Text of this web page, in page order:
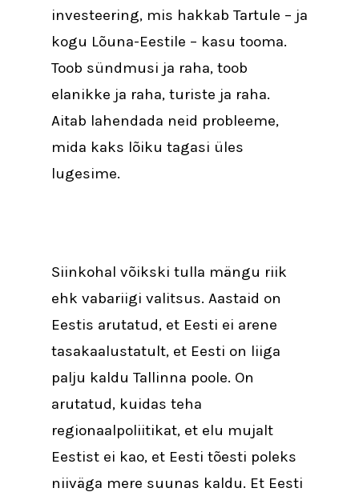
investeering, mis hakkab Tartule – ja
kogu Lõuna-Eestile – kasu tooma.
Toob sündmusi ja raha, toob
elanikke ja raha, turiste ja raha.
Aitab lahendada neid probleeme,
mida kaks lõiku tagasi üles
lugesime.
Siinkohal võikski tulla mängu riik
ehk vabariigi valitsus. Aastaid on
Eestis arutatud, et Eesti ei arene
tasakaalustatult, et Eesti on liiga
palju kaldu Tallinna poole. On
arutatud, kuidas teha
regionaalpoliitikat, et elu mujalt
Eestist ei kao, et Eesti tõesti poleks
niiväga mere suunas kaldu. Et Eesti